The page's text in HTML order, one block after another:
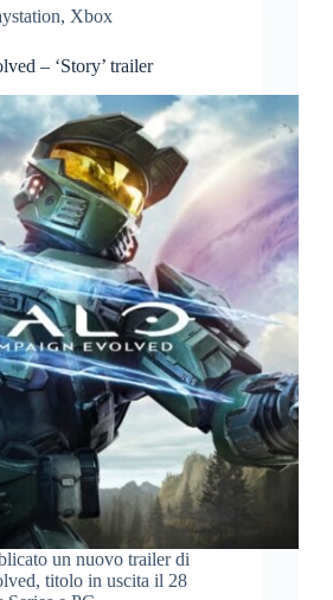
, Xbox
– ‘Story’ trailer
un nuovo trailer di
titolo in uscita il 28